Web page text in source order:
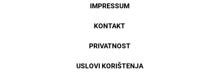
IMPRESSUM
KONTAKT
PRIVATNOST
USLOVI KORIŠTENJA